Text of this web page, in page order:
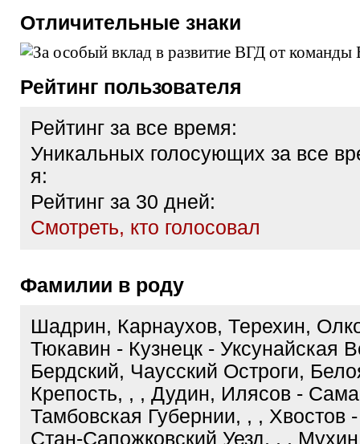
Отличительные знаки
Рейтинг пользователя
Рейтинг за все время:
Уникальных голосующих за все
я:
Рейтинг за 30 дней:
Cмотреть, кто голосовал
Фамилии в роду
Шадрин, Карнаухов, Терехин,
Тюкавин - Кузнецк - Уксунайская
Бердский, Чаусский Остроги,
Крепость, , , Дудин, Илясов -
Тамбовская Губернии, , , Хвостов
Стан-Сапожковский Уезд, , ,